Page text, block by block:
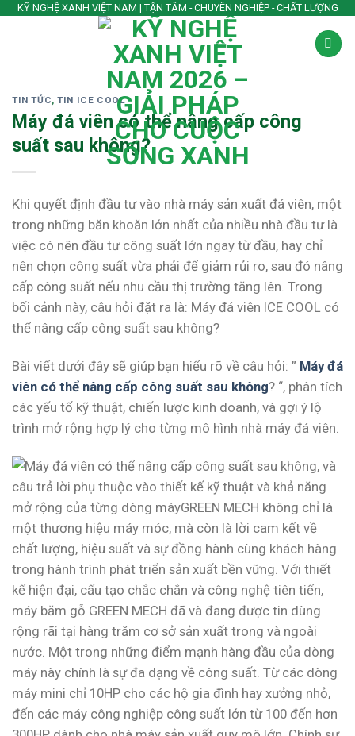
SkipKỸ NGHỆ XANH VIỆT NAM | TẬN TÂM - CHUYÊN NGHIỆP - CHẤT LƯỢNG
TIN TỨC,TIN ICE COOL
Máy đá viên có thể nâng cấp công
suất sau không?
Khi quyết định đầu tư vào nhà máy sản xuất đá viên, một
trong những băn khoăn lớn nhất của nhiều nhà đầu tư là
việc có nên đầu tư công suất lớn ngay từ đầu, hay chỉ
nên chọn công suất vừa phải để giảm rủi ro, sau đó nâng
cấp công suất nếu nhu cầu thị trường tăng lên. Trong
bối cảnh này, câu hỏi đặt ra là: Máy đá viên ICE COOL có
thể nâng cấp công suất sau không?
Bài viết dưới đây sẽ giúp bạn hiểu rõ về câu hỏi: ” Máy đá
viên có thể nâng cấp công suất sau không? “, phân tích
các yếu tố kỹ thuật, chiến lược kinh doanh, và gợi ý lộ
trình mở rộng hợp lý cho từng mô hình nhà máy đá viên.